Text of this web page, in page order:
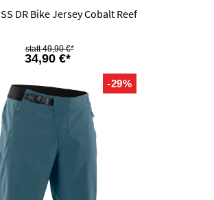
DR Bike Jersey Cobalt Reef
34,90 €*
49,90 €*
-29%